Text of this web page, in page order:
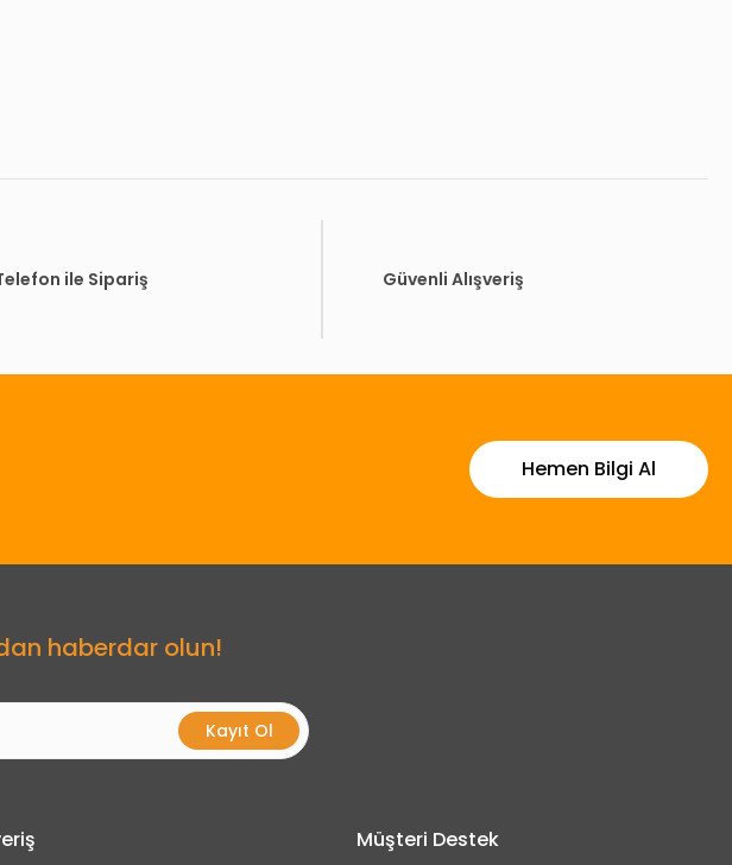
ile Sipariş Güvenli Alışveriş
Hemen Bilgi Al
haberdar olun!
Kayıt Ol
Müşteri Destek